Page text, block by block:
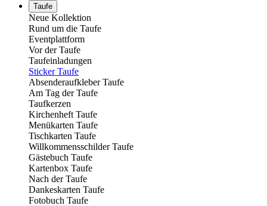
Taufe
Neue Kollektion
Rund um die Taufe
Eventplattform
Vor der Taufe
Taufeinladungen
Sticker Taufe
Absenderaufkleber Taufe
Am Tag der Taufe
Taufkerzen
Kirchenheft Taufe
Menükarten Taufe
Tischkarten Taufe
Willkommensschilder Taufe
Gästebuch Taufe
Kartenbox Taufe
Nach der Taufe
Dankeskarten Taufe
Fotobuch Taufe